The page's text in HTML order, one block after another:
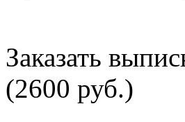
Заказать
(2600 руб.)